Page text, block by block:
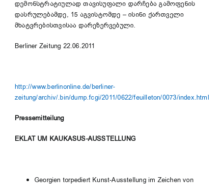
დემონსტრატიულად თავისუფალი დარჩება გამოფენის
დასრულებამდე, 15 აგვისტომდე – ისინი ქართველი
მხატვრებისთვისაა დარეზერვებული.
Berliner Zeitung 22.06.2011
http://www.berlinonline.de/berliner-
zeitung/archiv/.bin/dump.fcgi/2011/0622/feuilleton/0073/index.html
Pressemitteilung
EKLAT UM KAUKASUS-AUSSTELLUNG
Georgien torpediert Kunst-Ausstellung im Zeichen von